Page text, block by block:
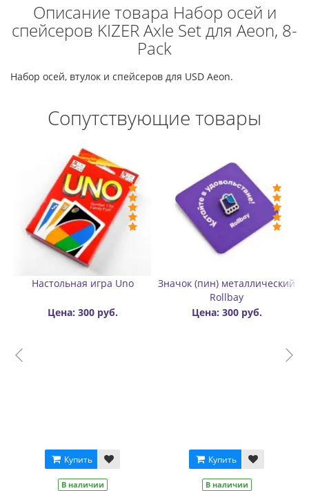
Описание товара Набор осей и
спейсеров KIZER Axle Set для Aeon, 8-
Pack
Набор осей, втулок и спейсеров для USD Aeon.
Сопутствующие товары
Настольная игра Uno
Цена: 300 руб.
Купить
В наличии
Значок (пин) металлический
Rollbay
Цена: 300 руб.
Купить
В наличии